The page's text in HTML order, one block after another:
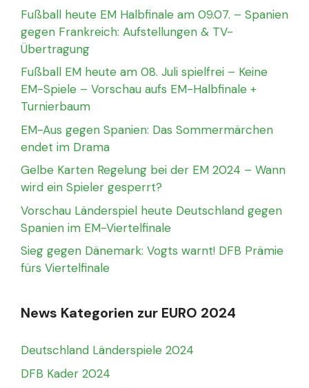
Fußball heute EM Halbfinale am 09.07. – Spanien
gegen Frankreich: Aufstellungen & TV-
Übertragung
Fußball EM heute am 08. Juli spielfrei – Keine
EM-Spiele – Vorschau aufs EM-Halbfinale +
Turnierbaum
EM-Aus gegen Spanien: Das Sommermärchen
endet im Drama
Gelbe Karten Regelung bei der EM 2024 – Wann
wird ein Spieler gesperrt?
Vorschau Länderspiel heute Deutschland gegen
Spanien im EM-Viertelfinale
Sieg gegen Dänemark: Vogts warnt! DFB Prämie
fürs Viertelfinale
News Kategorien zur EURO 2024
Deutschland Länderspiele 2024
DFB Kader 2024